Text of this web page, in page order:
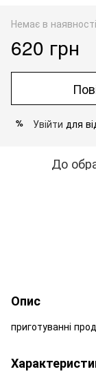
Немає в наявності
620 грн
% Увійти для
До
Опис
приготуванні